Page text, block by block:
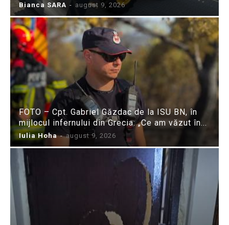
Bianca SARA - august 9, 2026
FOTO – Cpt. Gabriel Găzdac de la ISU BN, în
mijlocul infernului din Grecia: „Ce am văzut în...
Iulia Hoha - august 9, 2026